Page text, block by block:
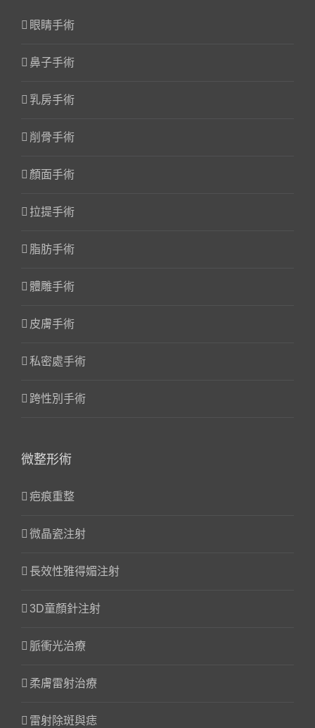
眼睛手術
鼻子手術
乳房手術
削骨手術
顏面手術
拉提手術
脂肪手術
體雕手術
皮膚手術
私密處手術
跨性別手術
微整形術
疤痕重整
微晶瓷注射
長效性雅得媚注射
3D童顏針注射
脈衝光治療
柔膚雷射治療
雷射除斑與痣